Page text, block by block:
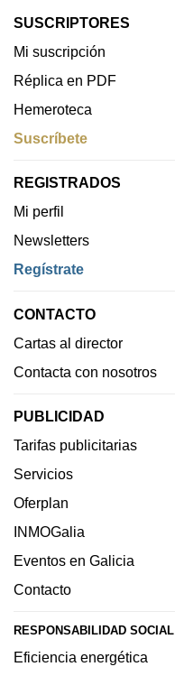
SUSCRIPTORES
Mi suscripción
Réplica en PDF
Hemeroteca
Suscríbete
REGISTRADOS
Mi perfil
Newsletters
Regístrate
CONTACTO
Cartas al director
Contacta con nosotros
PUBLICIDAD
Tarifas publicitarias
Servicios
Oferplan
INMOGalia
Eventos en Galicia
Contacto
RESPONSABILIDAD SOCIAL
Eficiencia energética